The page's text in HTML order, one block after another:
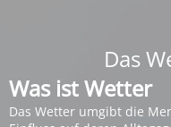
Das
Was ist Wetter
Das Wetter umgibt die